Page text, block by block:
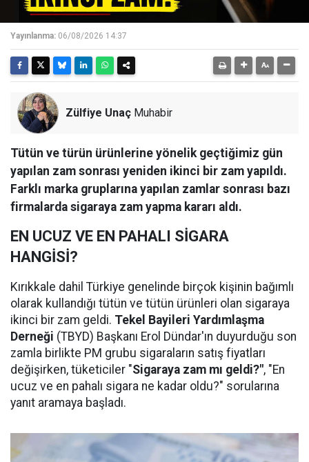
Yayınlanma: 06/08/2026 14:37
Zülfiye Unaç Muhabir
Tütün ve türün ürünlerine yönelik geçtiğimiz gün
yapılan zam sonrası yeniden ikinci bir zam yapıldı.
Farklı marka gruplarına yapılan zamlar sonrası bazı
firmalarda sigaraya zam yapma kararı aldı.
EN UCUZ VE EN PAHALI SİGARA
HANGİSİ?
Kırıkkale dahil Türkiye genelinde birçok kişinin bağımlı
olarak kullandığı tütün ve tütün ürünleri olan sigaraya
ikinci bir zam geldi. Tekel Bayileri Yardımlaşma
Derneği (TBYD) Başkanı Erol Dündar'ın duyurduğu son
zamla birlikte PM grubu sigaraların satış fiyatları
değişirken, tüketiciler "Sigaraya zam mı geldi?", "En
ucuz ve en pahalı sigara ne kadar oldu?" sorularına
yanıt aramaya başladı.